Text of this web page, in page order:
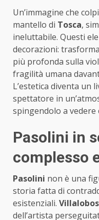
Un’immagine che
mantello di Tosca,
ineluttabile. Questi
decorazioni:
più profonda sulla
fragilità umana
L’estetica diventa un
spettatore in
spingendolo a
Pasolini in
complesso
Pasolini non è una
storia fatta di
esistenziali. Villalobos
dell’artista